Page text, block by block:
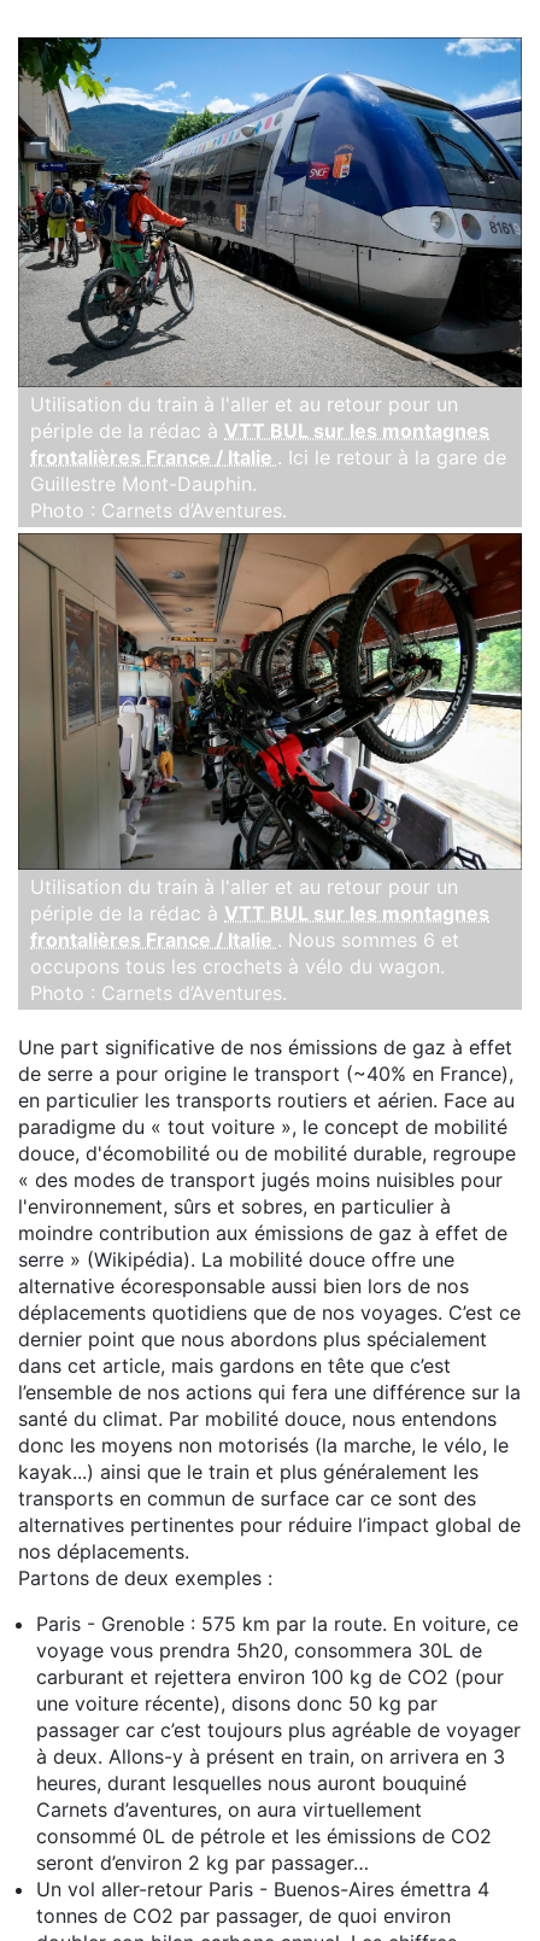
Utilisation du train à l'aller et au retour pour un
périple de la rédac à VTT BUL sur les montagnes
frontalières France / Italie . Ici le retour à la gare de
Guillestre Mont-Dauphin.
Photo : Carnets d’Aventures.
Utilisation du train à l'aller et au retour pour un
périple de la rédac à VTT BUL sur les montagnes
frontalières France / Italie . Nous sommes 6 et
occupons tous les crochets à vélo du wagon.
Photo : Carnets d’Aventures.
Une part significative de nos émissions de gaz à effet
de serre a pour origine le transport (~40% en France),
en particulier les transports routiers et aérien. Face au
paradigme du « tout voiture », le concept de mobilité
douce, d'écomobilité ou de mobilité durable, regroupe
« des modes de transport jugés moins nuisibles pour
l'environnement, sûrs et sobres, en particulier à
moindre contribution aux émissions de gaz à effet de
serre » (Wikipédia). La mobilité douce offre une
alternative écoresponsable aussi bien lors de nos
déplacements quotidiens que de nos voyages. C’est ce
dernier point que nous abordons plus spécialement
dans cet article, mais gardons en tête que c’est
l’ensemble de nos actions qui fera une différence sur la
santé du climat. Par mobilité douce, nous entendons
donc les moyens non motorisés (la marche, le vélo, le
kayak...) ainsi que le train et plus généralement les
transports en commun de surface car ce sont des
alternatives pertinentes pour réduire l’impact global de
nos déplacements.
Partons de deux exemples :
Paris - Grenoble : 575 km par la route. En voiture, ce
voyage vous prendra 5h20, consommera 30L de
carburant et rejettera environ 100 kg de CO2 (pour
une voiture récente), disons donc 50 kg par
passager car c’est toujours plus agréable de voyager
à deux. Allons-y à présent en train, on arrivera en 3
heures, durant lesquelles nous auront bouquiné
Carnets d’aventures, on aura virtuellement
consommé 0L de pétrole et les émissions de CO2
seront d’environ 2 kg par passager…
Un vol aller-retour Paris - Buenos-Aires émettra 4
tonnes de CO2 par passager, de quoi environ